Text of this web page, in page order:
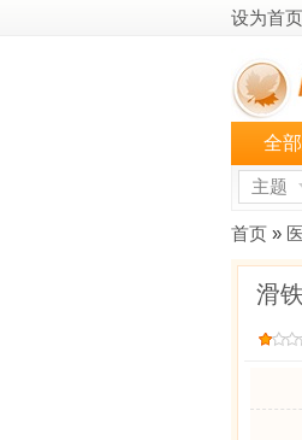
设为首页
全
主题
首页 »
滑